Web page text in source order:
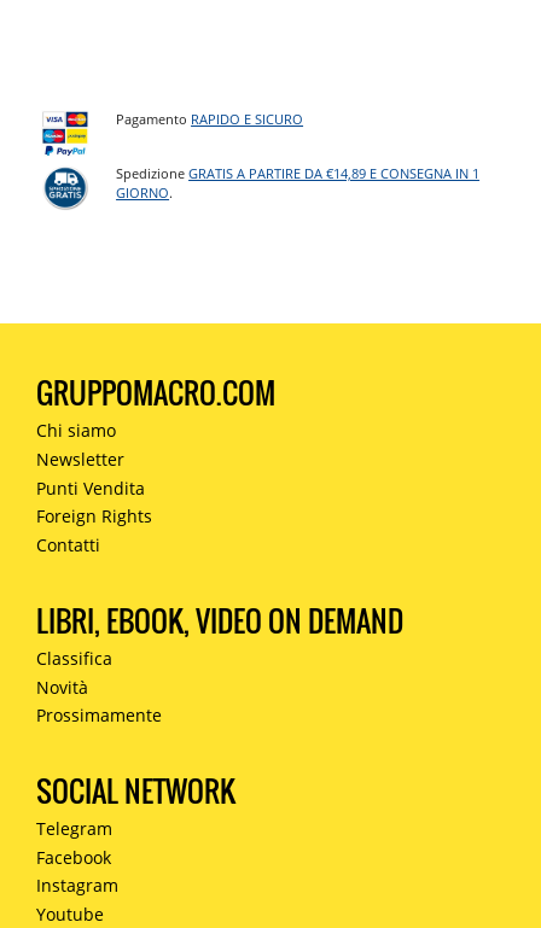
Pagamento RAPIDO E SICURO
SpedizioneGRATIS A PARTIRE DA €14,89 E CONSEGNA IN 1
GIORNO.
GRUPPOMACRO.COM
Chi siamo
Newsletter
Punti Vendita
Foreign Rights
Contatti
LIBRI, EBOOK, VIDEO ON DEMAND
Classifica
Novità
Prossimamente
SOCIAL NETWORK
Telegram
Facebook
Instagram
Youtube